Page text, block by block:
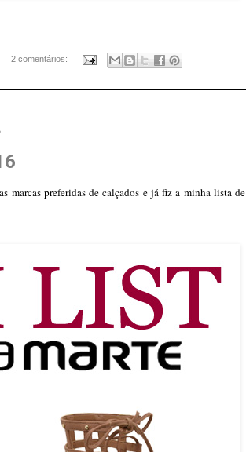
2 comentários:
marcas preferidas de calçados e já fiz a minha lista de